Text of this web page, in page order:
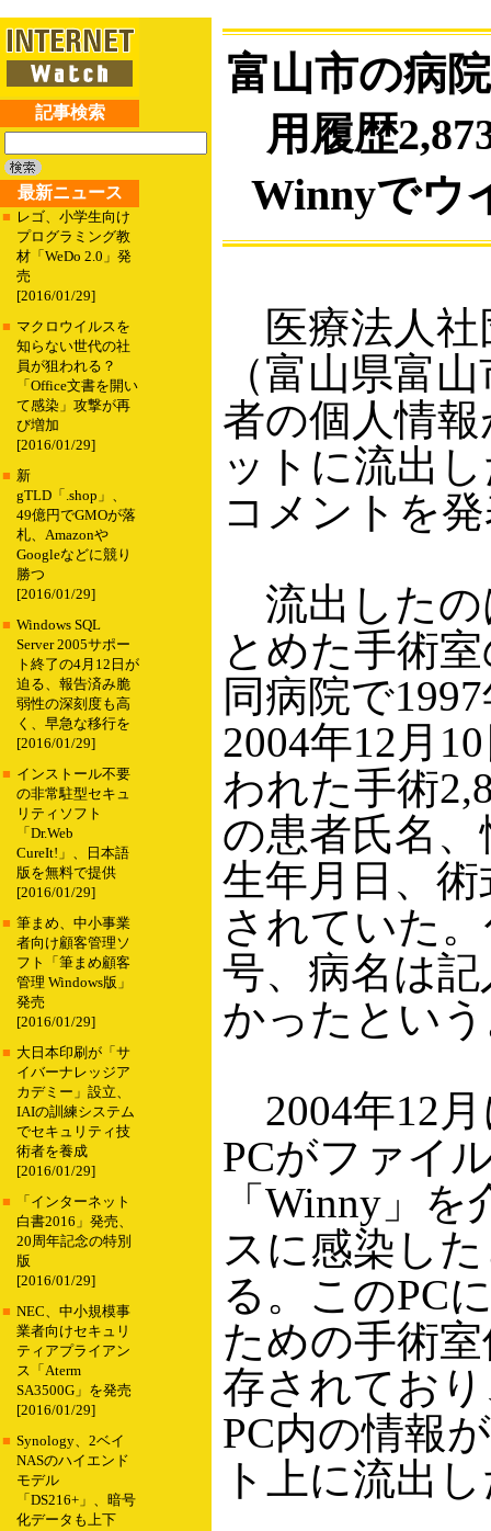
記事検索
最新ニュース
■ レゴ、小学生向け
プログラミング教
材「WeDo 2.0」発
売
[2016/01/29]
■ マクロウイルスを
知らない世代の社
員が狙われる？
「Office文書を開い
て感染」攻撃が再
び増加
[2016/01/29]
■ 新
gTLD「.shop」、
49億円でGMOが落
札、Amazonや
Googleなどに競り
勝つ
[2016/01/29]
■ Windows SQL
Server 2005サポー
ト終了の4月12日が
迫る、報告済み脆
弱性の深刻度も高
く、早急な移行を
[2016/01/29]
■ インストール不要
の非常駐型セキュ
リティソフト
「Dr.Web
CureIt!」、日本語
版を無料で提供
[2016/01/29]
■ 筆まめ、中小事業
者向け顧客管理ソ
フト「筆まめ顧客
管理 Windows版」
発売
[2016/01/29]
■ 大日本印刷が「サ
イバーナレッジア
カデミー」設立、
IAIの訓練システム
でセキュリティ技
術者を養成
[2016/01/29]
■
「インターネット
白書2016」発売、
20周年記念の特別
版
[2016/01/29]
■ NEC、中小規模事
業者向けセキュリ
ティアプライアン
ス「Aterm
SA3500G」を発売
[2016/01/29]
■ Synology、2ベイ
NASのハイエンド
モデル
「DS216+」、暗号
化データも上下
富山市の病
用履歴
Winnyでウ
医療法人社
（富山県富
者の個人情
ットに流出
コメントを
流出したの
とめた手術
同病院で
2004年12月
われた手術
の患者氏名
生年月日、
されていた
号、病名は
かったとい
2004年12
PCがファイ
「Winny」
スに感染し
る。このPC
ための手術
存されてお
PC内の情報
ト上に流出